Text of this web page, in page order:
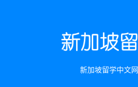
新加坡留学中文网